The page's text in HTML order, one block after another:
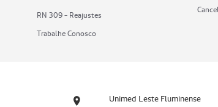
RN 309 - Reajustes
Trabalhe Conosco
Unimed Leste Fluminense